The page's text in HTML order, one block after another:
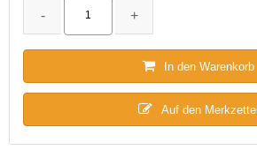
In den Warenkorb
Auf den Merkzettel